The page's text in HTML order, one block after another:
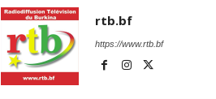
rtb.bf
https://www.rtb.bf